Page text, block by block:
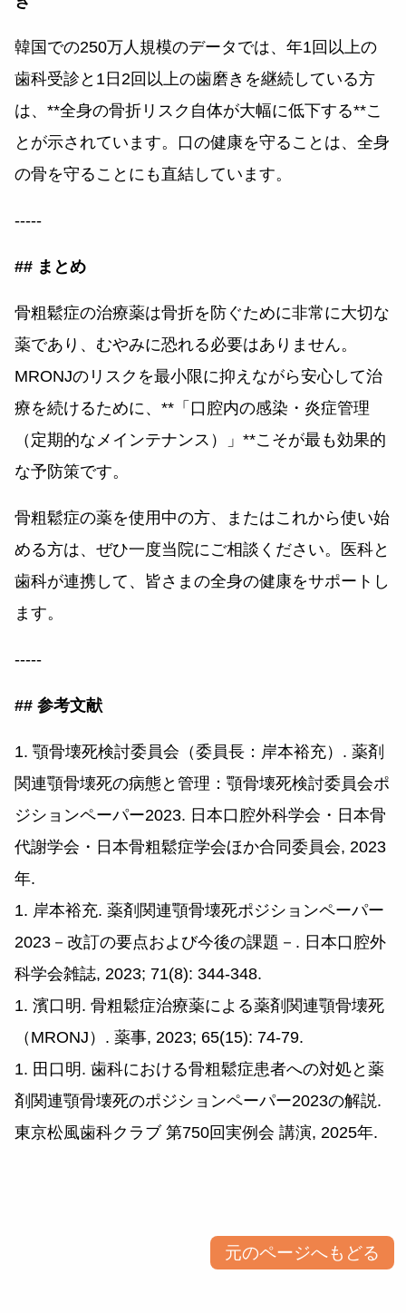
韓国での250万人規模のデータでは、年1回以上の
歯科受診と1日2回以上の歯磨きを継続している方
は、**全身の骨折リスク自体が大幅に低下する**こ
とが示されています。口の健康を守ることは、全身
の骨を守ることにも直結しています。
-----
## まとめ
骨粗鬆症の治療薬は骨折を防ぐために非常に大切な
薬であり、むやみに恐れる必要はありません。
MRONJのリスクを最小限に抑えながら安心して治
療を続けるために、**「口腔内の感染・炎症管理
（定期的なメインテナンス）」**こそが最も効果的
な予防策です。
骨粗鬆症の薬を使用中の方、またはこれから使い始
める方は、ぜひ一度当院にご相談ください。医科と
歯科が連携して、皆さまの全身の健康をサポートし
ます。
-----
## 参考文献
1. 顎骨壊死検討委員会（委員長：岸本裕充）. 薬剤
関連顎骨壊死の病態と管理：顎骨壊死検討委員会ポ
ジションペーパー2023. 日本口腔外科学会・日本骨
代謝学会・日本骨粗鬆症学会ほか合同委員会, 2023
年.
1. 岸本裕充. 薬剤関連顎骨壊死ポジションペーパー
2023－改訂の要点および今後の課題－. 日本口腔外
科学会雑誌, 2023; 71(8): 344-348.
1. 濱口明. 骨粗鬆症治療薬による薬剤関連顎骨壊死
（MRONJ）. 薬事, 2023; 65(15): 74-79.
1. 田口明. 歯科における骨粗鬆症患者への対処と薬
剤関連顎骨壊死のポジションペーパー2023の解説.
東京松風歯科クラブ 第750回実例会 講演, 2025年.
元のページへもどる